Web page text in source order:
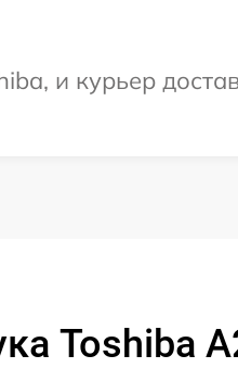
и курьер
Toshiba